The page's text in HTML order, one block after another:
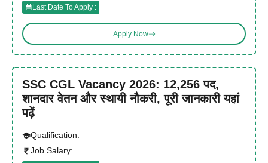
Last Date To Apply :
Apply Now
SSC CGL Vacancy 2026: 12,256 पद,
शानदार वेतन और स्थायी नौकरी, पूरी जानकारी यहां
पढ़ें
Qualification:
Job Salary: